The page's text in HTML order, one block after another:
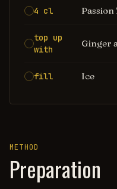
4 cl
top up
with
Ginger
fill Ice
METHOD
Preparation